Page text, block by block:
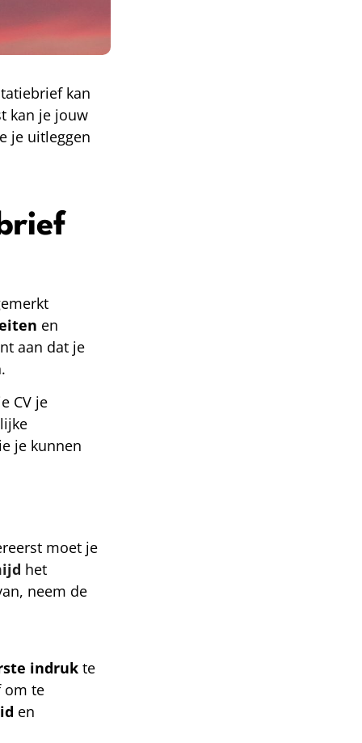
kan
kan je jouw
je uitleggen
en
aan dat je
CV je
je kunnen
moet je
het
neem de
indrukte
om te
en